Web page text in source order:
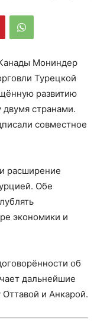
Мониндер
Турецкой
развитию
странами.
совместное
расширение
Обе
экономики и
об
дальнейшие
и Анкарой.